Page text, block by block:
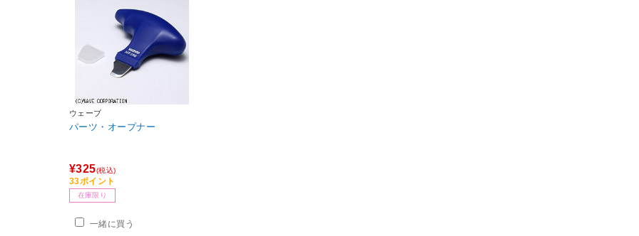
ウェーブ
パーツ・オープナー
¥325(税込)
33ポイント
在庫限り
一緒に買う